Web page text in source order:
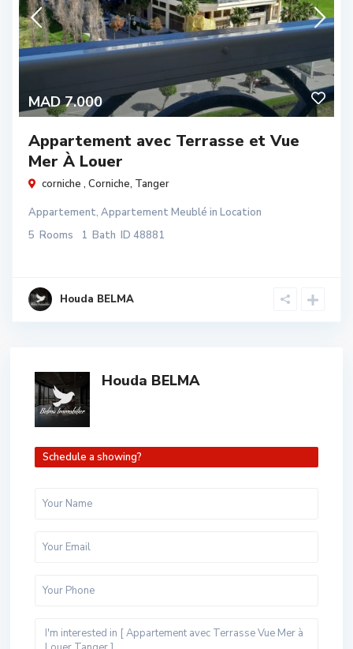
MAD 7.000
Appartement avec Terrasse et Vue
Mer À Louer
corniche , Corniche, Tanger
Appartement, Appartement Meublé in Location
5 Rooms 1 Bath ID 48881
Houda BELMA
Houda BELMA
Schedule a showing?